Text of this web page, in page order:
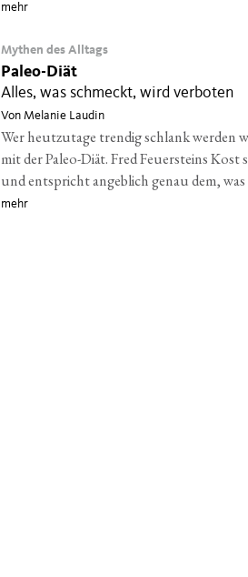
mehr
Mythen des Alltags
Paleo-Diät
Alles, was schmeckt, wird verboten
Von Melanie Laudin
Wer heutzutage trendig schlank werden
mit der Paleo-Diät. Fred Feuersteins
und entspricht angeblich genau dem,
mehr